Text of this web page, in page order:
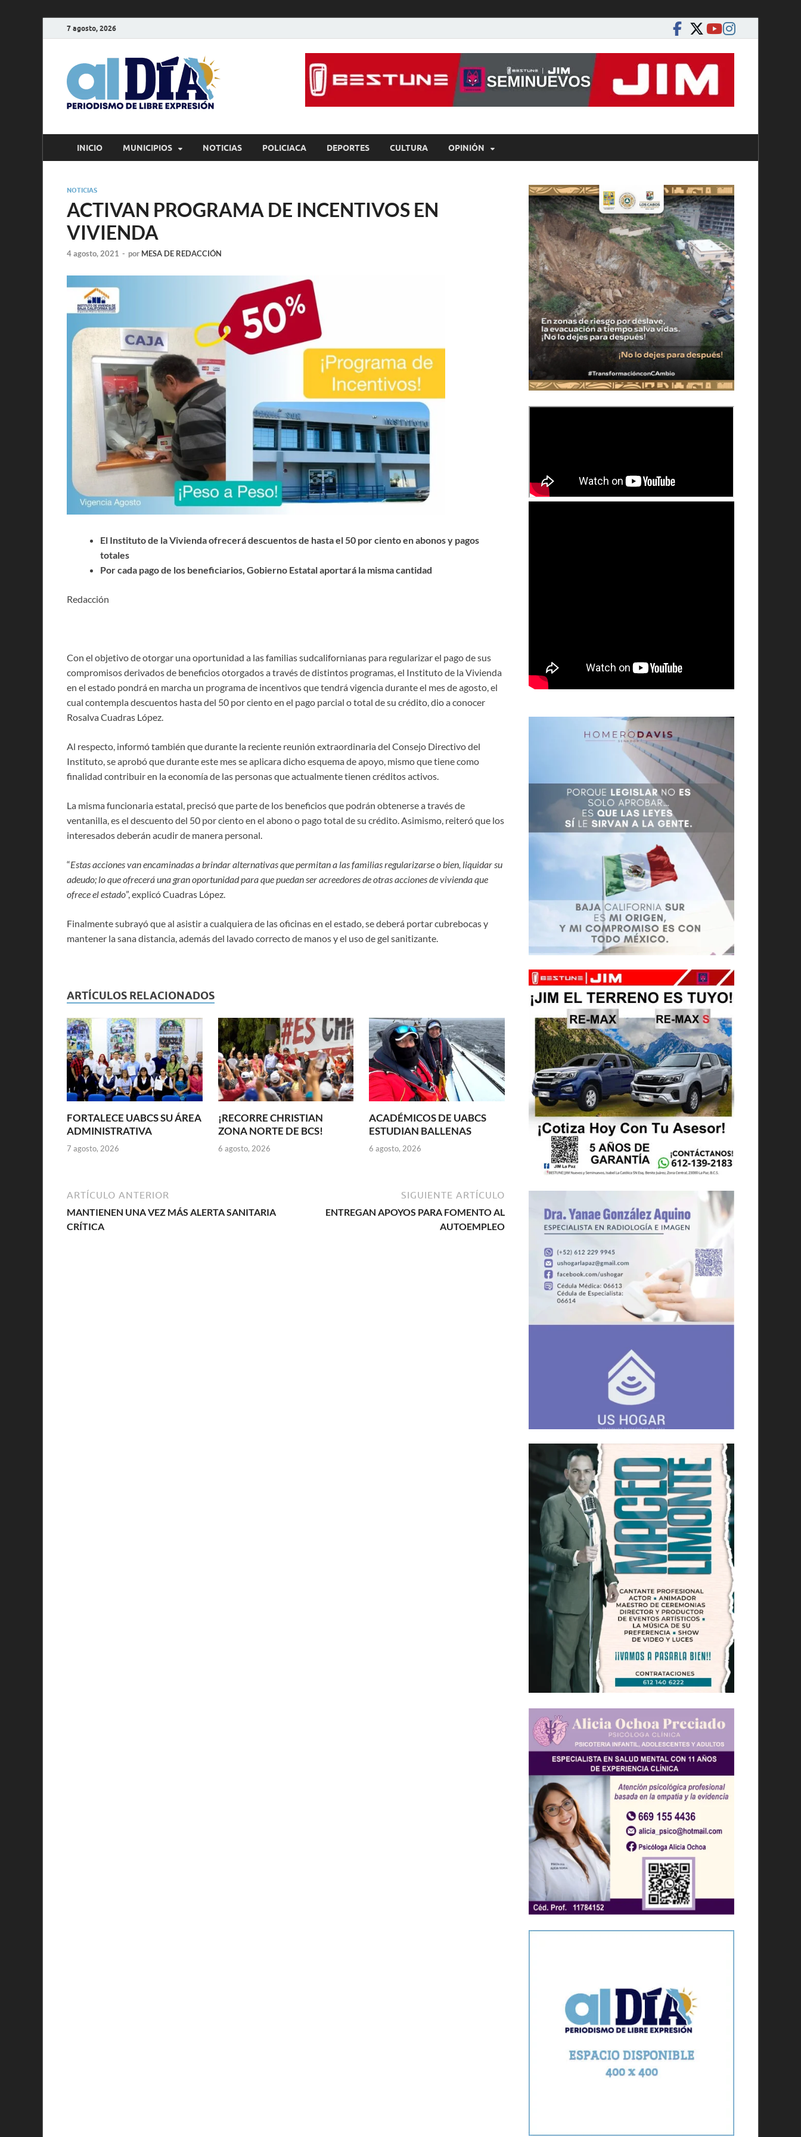
7 agosto, 2026
alDíaBCS
Periodismo de libre expresión
INICIO MUNICIPIOS NOTICIAS POLICIACA DEPORTES CULTURA OPINIÓN
NOTICIAS
ACTIVAN PROGRAMA DE INCENTIVOS EN
VIVIENDA
4 agosto, 2021 - por MESA DE REDACCIÓN
El Instituto de la Vivienda ofrecerá descuentos de hasta el 50 por ciento en abonos y pagos
totales
Por cada pago de los beneficiarios, Gobierno Estatal aportará la misma cantidad
Redacción
Con el objetivo de otorgar una oportunidad a las familias sudcalifornianas para regularizar el pago de sus
compromisos derivados de beneficios otorgados a través de distintos programas, el Instituto de la Vivienda
en el estado pondrá en marcha un programa de incentivos que tendrá vigencia durante el mes de agosto, el
cual contempla descuentos hasta del 50 por ciento en el pago parcial o total de su crédito, dio a conocer
Rosalva Cuadras López.
Al respecto, informó también que durante la reciente reunión extraordinaria del Consejo Directivo del
Instituto, se aprobó que durante este mes se aplicara dicho esquema de apoyo, mismo que tiene como
finalidad contribuir en la economía de las personas que actualmente tienen créditos activos.
La misma funcionaria estatal, precisó que parte de los beneficios que podrán obtenerse a través de
ventanilla, es el descuento del 50 por ciento en el abono o pago total de su crédito. Asimismo, reiteró que los
interesados deberán acudir de manera personal.
“Estas acciones van encaminadas a brindar alternativas que permitan a las familias regularizarse o bien, liquidar su
adeudo; lo que ofrecerá una gran oportunidad para que puedan ser acreedores de otras acciones de vivienda que
ofrece el estado”, explicó Cuadras López.
Finalmente subrayó que al asistir a cualquiera de las oficinas en el estado, se deberá portar cubrebocas y
mantener la sana distancia, además del lavado correcto de manos y el uso de gel sanitizante.
ARTÍCULOS RELACIONADOS
FORTALECE UABCS SU ÁREA
ADMINISTRATIVA
7 agosto, 2026
¡RECORRE CHRISTIAN
ZONA NORTE DE BCS!
6 agosto, 2026
ACADÉMICOS DE UABCS
ESTUDIAN BALLENAS
6 agosto, 2026
ARTÍCULO ANTERIOR
MANTIENEN UNA VEZ MÁS ALERTA SANITARIA
CRÍTICA
SIGUIENTE ARTÍCULO
ENTREGAN APOYOS PARA FOMENTO AL
AUTOEMPLEO